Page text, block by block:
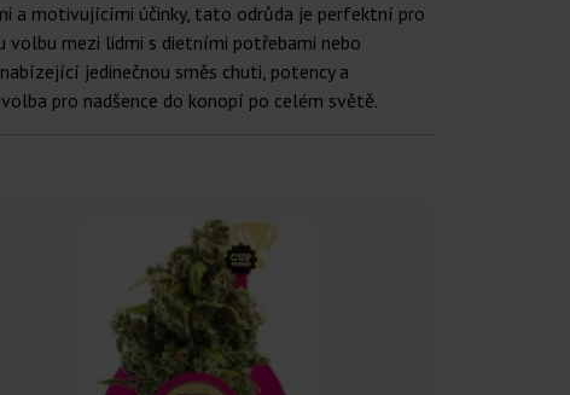
a motivujícími účinky, tato odrůda je perfektní pro
mezi lidmi s dietními potřebami nebo
jedinečnou směs chuti, potency a
pro nadšence do konopí po celém světě.